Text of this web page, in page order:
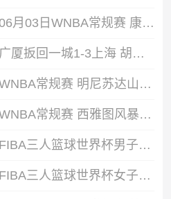
2026年06月03日 06月03日WNBA常规赛 康涅狄格太阳75-91亚特兰大梦想 全场集锦
2026年06月02日 广厦扳回一城1-3上海 胡金秋30+5 布朗27+8 古德温28+6+8
2026年06月02日 WNBA常规赛 明尼苏达山猫 111 - 77 菲尼克斯水星 全场集锦
2026年06月02日 WNBA常规赛 西雅图风暴 56 - 79 达拉斯飞翼 全场集锦
2026年06月01日 FIBA三人篮球世界杯男子小组赛 中国 10 - 22 荷兰 全场集锦
2026年06月01日 FIBA三人篮球世界杯女子小组赛 意大利 12 - 21 中国 集锦